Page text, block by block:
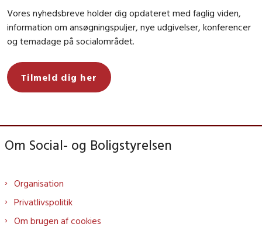
Vores nyhedsbreve holder dig opdateret med faglig viden,
information om ansøgningspuljer, nye udgivelser, konferencer
og temadage på socialområdet.
Tilmeld dig her
Om Social- og Boligstyrelsen
Organisation
Privatlivspolitik
Om brugen af cookies